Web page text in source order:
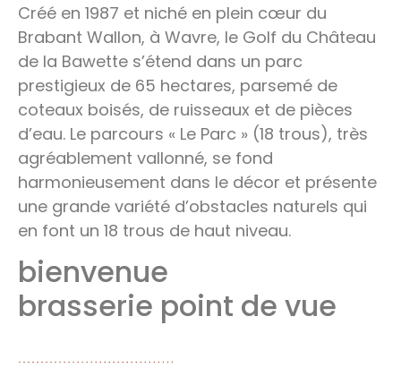
Créé en 1987 et niché en plein cœur du
Brabant Wallon, à Wavre, le Golf du Château
de la Bawette s’étend dans un parc
prestigieux de 65 hectares, parsemé de
coteaux boisés, de ruisseaux et de pièces
d’eau. Le parcours « Le Parc » (18 trous), très
agréablement vallonné, se fond
harmonieusement dans le décor et présente
une grande variété d’obstacles naturels qui
en font un 18 trous de haut niveau.
bienvenue
brasserie point de vue